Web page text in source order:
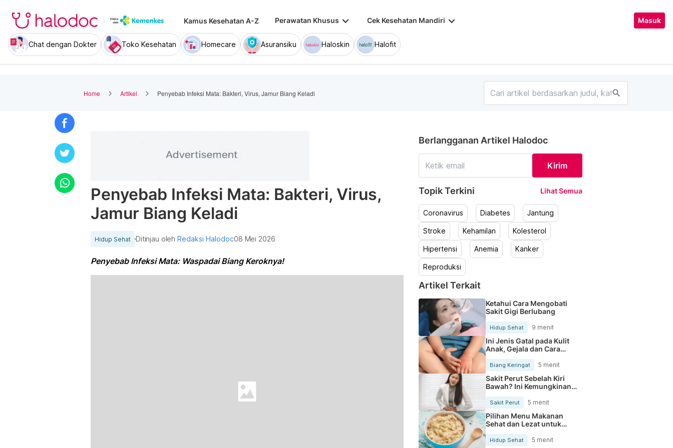
Kamus Kesehatan A-Z Perawatan Khusus keyboard_arrow_down Cek Kesehatan Mandiri keyboard_arrow_down Masuk
Chat dengan Dokter Toko Kesehatan Homecare Asuransiku Haloskin Halofit
Home Artikel Penyebab Infeksi Mata: Bakteri, Virus, Jamur Biang Keladi search
Penyebab Infeksi Mata: Bakteri, Virus,
Jamur Biang Keladi
Hidup Sehat Ditinjau olehRedaksi Halodoc08 Mei 2026
Penyebab Infeksi Mata: Waspadai Biang Keroknya!
Berlangganan Artikel Halodoc
Kirim
Topik Terkini Lihat Semua
Coronavirus Diabetes Jantung
Stroke Kehamilan Kolesterol
Hipertensi Anemia Kanker
Reproduksi
Artikel Terkait
Ketahui Cara Mengobati
Sakit Gigi Berlubang
Hidup Sehat 9 menit
Ini Jenis Gatal pada Kulit
Anak, Gejala dan Cara
Mengobatinya
Biang Keringat 5 menit
Sakit Perut Sebelah Kiri
Bawah? Ini Kemungkinan
Sakit Perut 5 menit
Pilihan Menu Makanan
Sehat dan Lezat untuk
Mengurangi Kolesterol
Hidup Sehat 5 menit